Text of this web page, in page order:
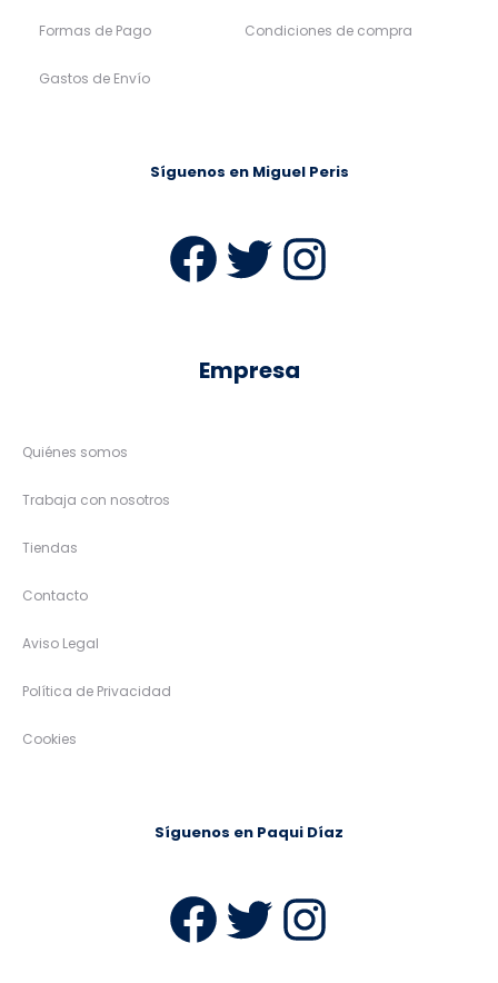
Formas de Pago
Gastos de Envío
Condiciones de compra
Síguenos en Miguel Peris
Facebook
Twitter
Empresa
Quiénes somos
Trabaja con nosotros
Tiendas
Contacto
Aviso Legal
Política de Privacidad
Cookies
Síguenos en Paqui Díaz
Facebook
Twitter